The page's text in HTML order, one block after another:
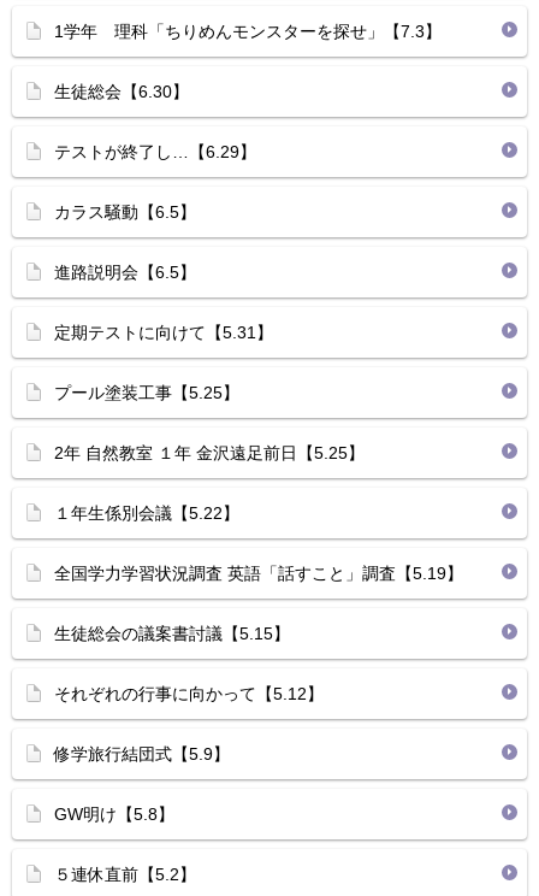
1学年 理科「ちりめんモンスターを探せ」【7.3】
生徒総会【6.30】
テストが終了し…【6.29】
カラス騒動【6.5】
進路説明会【6.5】
定期テストに向けて【5.31】
プール塗装工事【5.25】
2年 自然教室 １年 金沢遠足前日【5.25】
１年生係別会議【5.22】
全国学力学習状況調査 英語「話すこと」調査【5.19】
生徒総会の議案書討議【5.15】
それぞれの行事に向かって【5.12】
修学旅行結団式【5.9】
GW明け【5.8】
５連休直前【5.2】